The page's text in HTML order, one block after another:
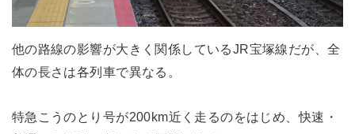
他の路線の影響が大きく関係しているJR宝塚線だが、全
体の長さは各列車で異なる。
特急こうのとり号が200km近く走るのをはじめ、快速・